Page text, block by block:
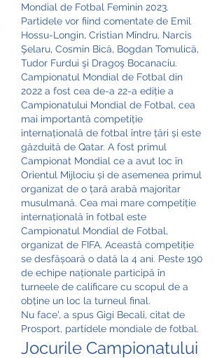
Mondial de Fotbal Feminin 2023.
Partidele vor fiind comentate de Emil
Hossu-Longin, Cristian Mîndru, Narcis
Şelaru, Cosmin Bică, Bogdan Tomulică,
Tudor Furdui şi Dragoş Bocanaciu.
Campionatul Mondial de Fotbal din
2022 a fost cea de-a 22-a ediție a
Campionatului Mondial de Fotbal, cea
mai importantă competiție
internațională de fotbal între țări și este
găzduită de Qatar. A fost primul
Campionat Mondial ce a avut loc în
Orientul Mijlociu și de asemenea primul
organizat de o țară arabă majoritar
musulmană. Cea mai mare competiție
internațională în fotbal este
Campionatul Mondial de Fotbal,
organizat de FIFA. Această competiție
se desfășoară o dată la 4 ani. Peste 190
de echipe naționale participă în
turneele de calificare cu scopul de a
obține un loc la turneul final.
Nu face', a spus Gigi Becali, citat de
Prosport, partidele mondiale de fotbal.
Jocurile Campionatului